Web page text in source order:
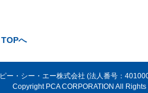
TOPへ
ピー・シー・エー株式会社 (法人番号：
Copyright PCA CORPORATION All